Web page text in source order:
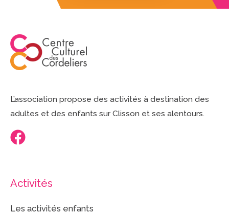
L’association propose des activités à destination des
adultes et des enfants sur Clisson et ses alentours.
Activités
Les activités enfants